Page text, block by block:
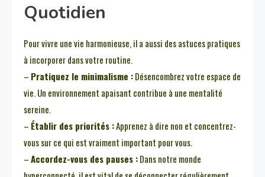
Quotidien
Pour vivre une vie harmonieuse, il a aussi des astuces pratiques
à incorporer dans votre routine.
– Pratiquez le minimalisme :Désencombrez votre espace de
vie. Un environnement apaisant contribue à une mentalité
sereine.
– Établir des priorités :Apprenez à dire non et concentrez-
vous sur ce qui est vraiment important pour vous.
–Accordez-vous des pauses :Dans notre monde